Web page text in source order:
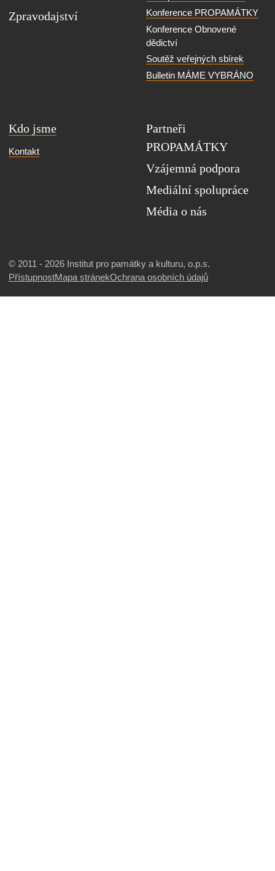
Zpravodajství
Konference PROPAMÁTKY
Konference Obnovené
dědictví
Soutěž veřejných sbírek
Bulletin MÁME VYBRÁNO
Kdo jsme
Kontakt
Partneři
PROPAMÁTKY
Vzájemná podpora
Mediální spolupráce
Média o nás
© 2011 - 2026 Institut pro památky a kulturu, o.p.s.
PřístupnostMapa stránekOchrana osobních údajů